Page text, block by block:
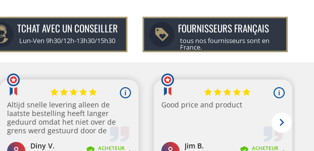
TCHAT AVEC UN CONSEILLER
Lun-Ven 9h30/12h-13h30/15h30
FOURNISSEURS FRANÇAIS
tous nos fournisseurs sont en
France.